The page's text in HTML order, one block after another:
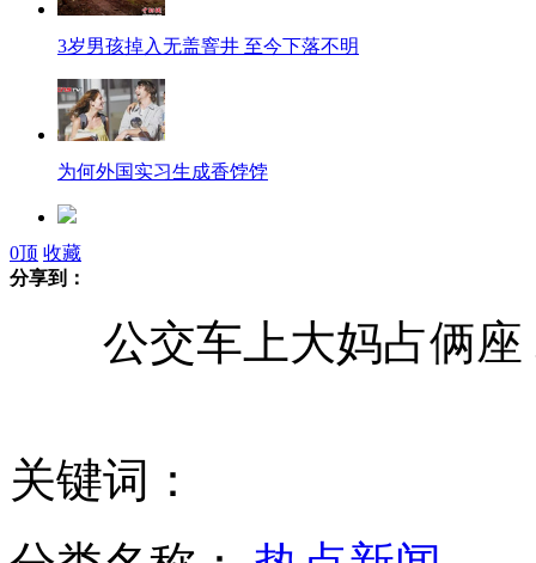
3岁男孩掉入无盖窨井 至今下落不明
为何外国实习生成香饽饽
印度儿童徒手攀爬9米枯井收集井底污水
天津大黄鸭现身首日被吹翻
0顶 收藏
分享到：
公交车上大妈占俩座
关键词：